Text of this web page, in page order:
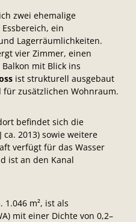
zwei ehemalige
ein
Lagerräumlichkeiten.
vier Zimmer, einen
mit Blick ins
ist strukturell ausgebaut
zusätzlichen Wohnraum.
befindet sich die
ca. 2013) sowie weitere
verfügt für das Wasser
ist an den Kanal
1.046 m², ist als
mit einer Dichte von 0,2–